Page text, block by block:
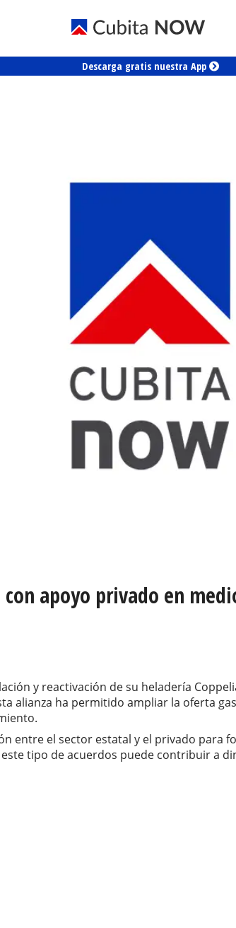
Descarga gratis nuestra App
apoyo privado en
y reactivación de su heladería
alianza ha permitido ampliar la oferta
entre el sector estatal y el privado para
tipo de acuerdos puede contribuir a